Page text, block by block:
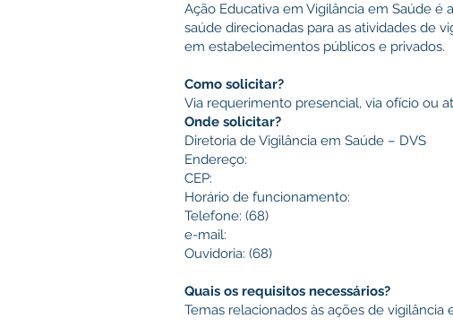
Ação Educativa em Vigilância em Saúde
saúde direcionadas para as atividades de
em estabelecimentos públicos e privados.
Como solicitar?
Via requerimento presencial, via ofício ou
Onde solicitar?
Diretoria de Vigilância em Saúde – DVS
Endereço:
CEP:
Horário de funcionamento:
Telefone: (68)
e-mail:
Ouvidoria: (68)
Quais os requisitos necessários?
Temas relacionados às ações de vigilância